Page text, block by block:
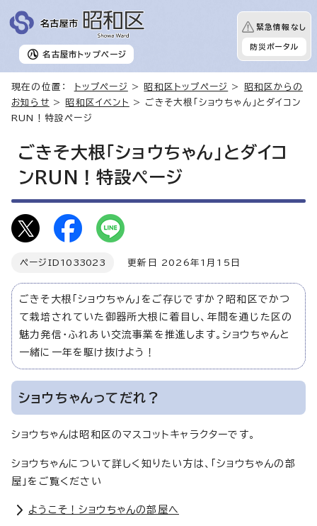
名古屋市 トップページ
緊急情報なし
防災ポータル
現在の位置： トップページ > 昭和区トップページ >
昭和区からの
お知らせ > 昭和区イベント
> ごきそ大根「ショウちゃん」とダイコン
RUN！特設ページ
ごきそ大根「ショウちゃん」とダイコ
ンRUN！特設ページ
ページID 1033023 更新日 2026年1月15日
ごきそ大根「ショウちゃん」をご存じですか？昭和区でかつ
て栽培されていた御器所大根に着目し、年間を通じた区の
魅力発信・ふれあい交流事業を推進します。ショウちゃんと
一緒に一年を駆け抜けよう！
ショウちゃんってだれ？
ショウちゃんは昭和区のマスコットキャラクターです。
ショウちゃんについて詳しく知りたい方は、「ショウちゃんの部
屋」をご覧ください
ようこそ！ショウちゃんの部屋へ